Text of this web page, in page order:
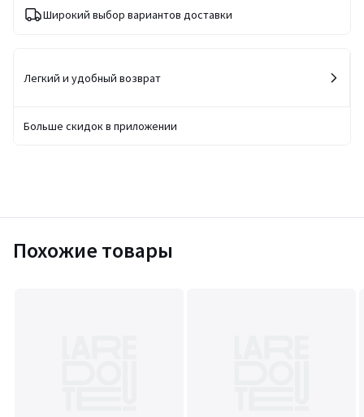
Широкий выбор вариантов доставки
Легкий и удобный возврат
Больше скидок в приложении
Похожие товары